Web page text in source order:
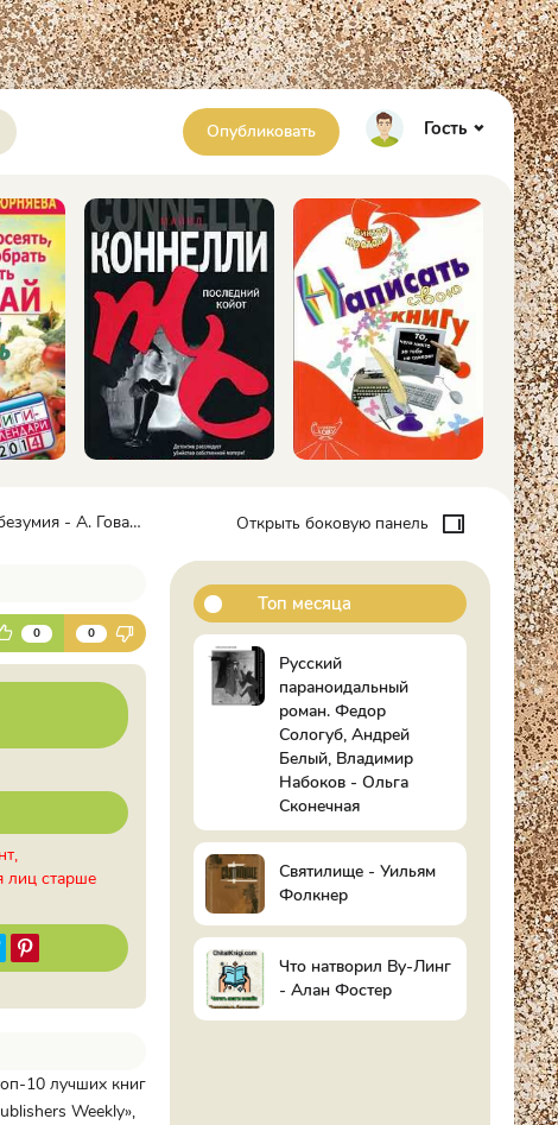
Опубликовать Гость
- А. Говард
0 0
лиц старше
10 лучших книг
Weekly»,
Открыть боковую панель
Топ месяца
Русский
параноидальный
роман. Федор
Сологуб, Андрей
Белый, Владимир
Набоков - Ольга
Сконечная
Святилище - Уильям
Фолкнер
Что натворил Ву-Линг
- Алан Фостер